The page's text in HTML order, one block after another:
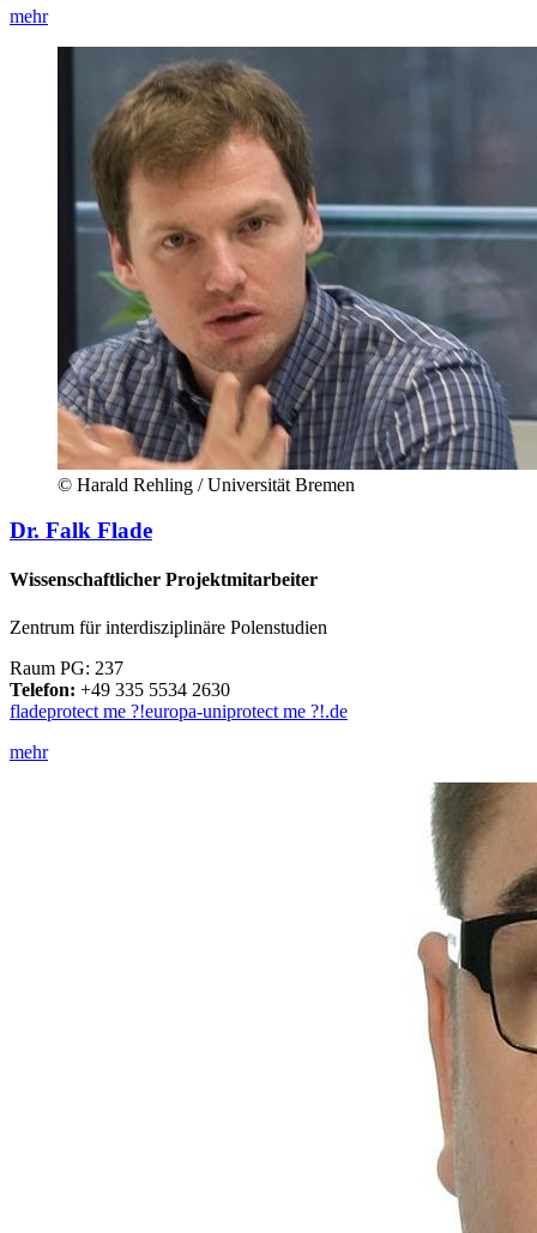
mehr
© Harald Rehling / Universität Bremen
Dr. Falk Flade
Wissenschaftlicher Projektmitarbeiter
Zentrum für interdisziplinäre Polenstudien
Raum PG: 237
Telefon: +49 335 5534 2630
fladeprotect me ?!europa-uniprotect me ?!.de
mehr